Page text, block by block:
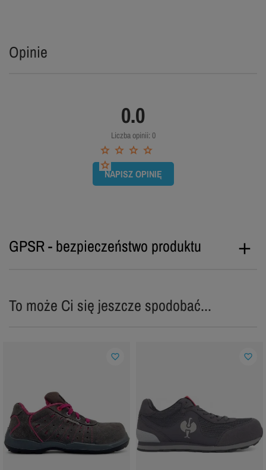
Opinie
0.0
Liczba opinii: 0
NAPISZ OPINIĘ
GPSR - bezpieczeństwo produktu
To może Ci się jeszcze spodobać...
favorite_border favorite_border